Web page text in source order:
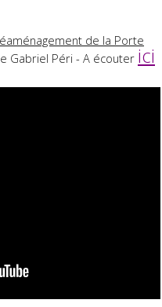
de la Porte
Gabriel Péri - A écouter ici